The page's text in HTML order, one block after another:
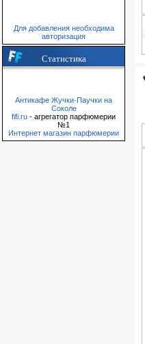
Для добавления необходима
авторизация
Статистика
Антикафе Жучки-Паучки на
Соколе
fifi.ru - агрегатор парфюмерии
№1
Интернет магазин парфюмерии